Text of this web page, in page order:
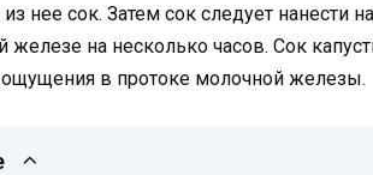
нее сок. Затем сок следует нанести
железе на несколько часов. Сок
в протоке молочной железы.